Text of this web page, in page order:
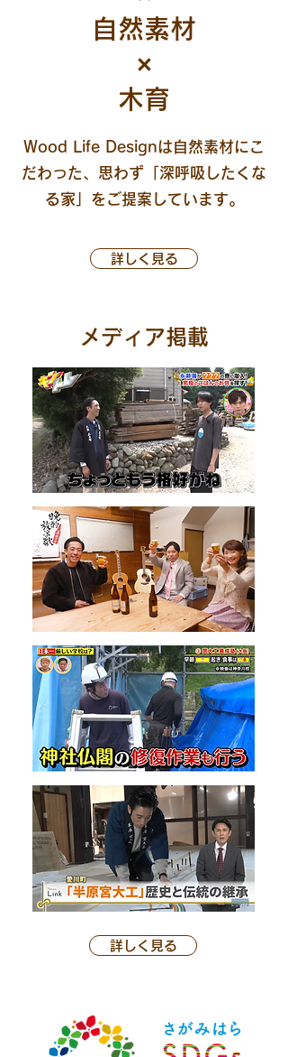
自然素材
×
木育
Wood Life Designは自然素材にこ
だわった、思わず「深呼吸したくな
る家」をご提案しています。
詳しく見る
​メディア掲載
詳しく見る